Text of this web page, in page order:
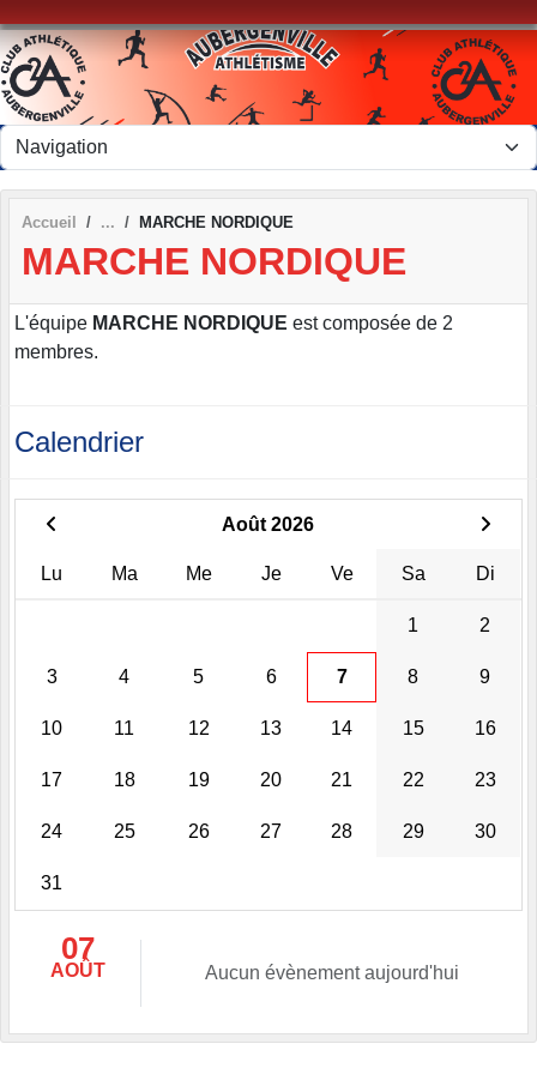
Accueil MARCHE NORDIQUE
MARCHE NORDIQUE
L'équipe MARCHE NORDIQUE est composée de 2
membres.
Calendrier
Août 2026
Lu Ma Me Je Ve Sa Di
1 2
3 4 5 6 7 8 9
10 11 12 13 14 15 16
17 18 19 20 21 22 23
24 25 26 27 28 29 30
31
07
AOÛT Aucun évènement aujourd'hui